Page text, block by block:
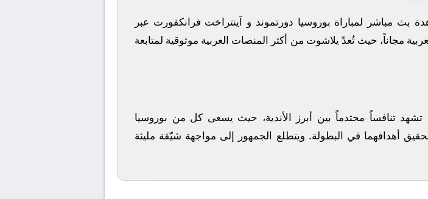
بث مباشر لمباراة بوروسيا دورتموند و آينتراخت فرانكفورت عبر
مجاناً، حيث تُعدّ يلاشوت من أكثر المنصات العربية موثوقية لمتابعة
تشهد تنافساً محتدماً بين أبرز الأندية، حيث يسعى كل من بوروسيا
أهدافهما في البطولة. ويتطلع الجمهور إلى مواجهة شيّقة مليئة